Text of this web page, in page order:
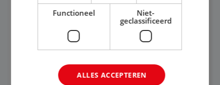
Nijmegen Baan 33-36 uur MBO
Jij vindt de mooiste plekjes ter wereld en geeft
eenoudergezinnen én singles de meest
onvergetelijke vakanties van hun leven, hoe gaaf
is dat? Ben jij de commerciële professional die
Functioneel
Niet-
geclassificeerd
ALLES ACCEPTEREN